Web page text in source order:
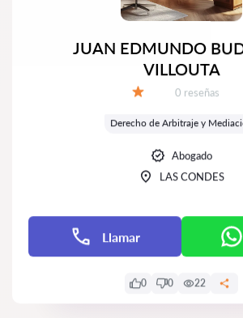
JUAN EDMUNDO
VILLOUTA
Número de
0 reseñas
Derecho de Arbitraje y
Abogado
LAS CONDES
Llamar
0 0 22